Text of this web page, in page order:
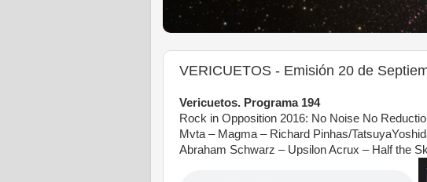
VERICUETOS - Emisión 20 de
Vericuetos. Programa 194
Rock in Opposition 2016: No Noise No
Mvta – Magma – Richard Pinhas/
Abraham Schwarz – Upsilon Acrux – Half the